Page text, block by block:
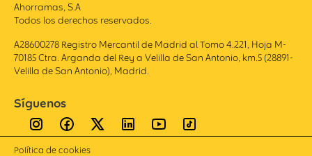
Ahorramas, S.A
Todos los derechos reservados.
A28600278 Registro Mercantil de Madrid al Tomo 4.221, Hoja M-
70185 Ctra. Arganda del Rey a Velilla de San Antonio, km.5 (28891-
Velilla de San Antonio), Madrid.
Síguenos
Política de cookies